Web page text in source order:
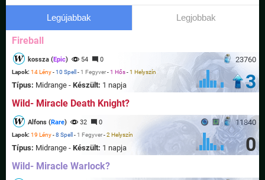
Legújabbak Legjobbak
Fireball
23760
kossza (Epic) 54 0
Lapok: 14 Lény-10 Spell - 1 Fegyver-1 Hős-1 Helyszín
Típus: Midrange - Készült: 1 napja 3
Wild- Miracle Death Knight?
11840
Alfons (Rare) 32 0
Lapok: 19 Lény-8 Spell - 1 Fegyver-2 Helyszín
Típus: Midrange - Készült: 1 napja 0
Wild- Miracle Warlock?